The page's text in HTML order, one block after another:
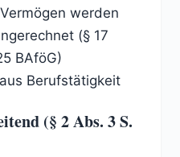
werden
(§ 17
BAföG)
Berufstätigkeit
(§ 2 Abs. 3 S.